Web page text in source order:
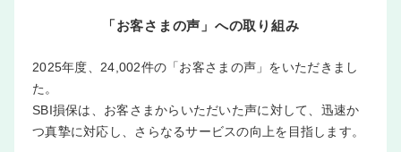
「お客さまの声」への取り組み
2025年度、24,002件の「お客さまの声」をいただきまし
た。
SBI損保は、お客さまからいただいた声に対して、迅速か
つ真摯に対応し、さらなるサービスの向上を目指します。